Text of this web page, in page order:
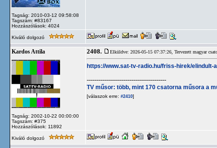
Tagság: 2010-03-12 09:58:08
Tagszám: #83167
Hozzászólások: 4024
Kiváló dolgozó
Kardos Attila
Tagság: 2002-10-22 00:00:00
Tagszám: #375
Hozzászólások: 11892
2408. Elküldve: 2026-05-15 07:37:26, Tervezett magyar
https://www.sat-tv-radio.hu/friss-hirek/elindult-
-----------------------------------------
TV műsor: több, mint 170 csatorna műsora a
[válaszok erre: #2410]
Kiváló dolgozó